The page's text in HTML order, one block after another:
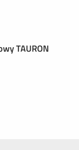
TAURON